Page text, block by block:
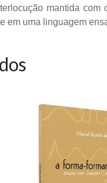
mantida
em uma linguagem